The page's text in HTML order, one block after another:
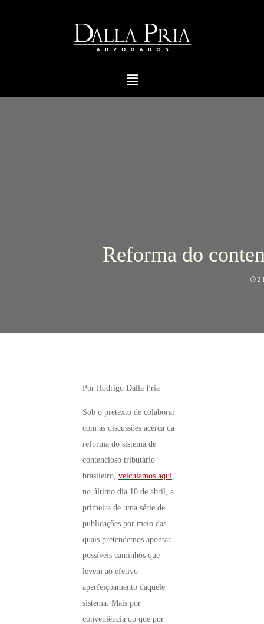
Reforma do
2
Por Rodrigo Dalla Pria
Sob o pretexto de colaborar
com as discussões acerca da
reforma do sistema de
contencioso tributário
brasileiro, veiculamos aqui
no último dia 10 de abril, a
primeira de uma série de
publicações por meio das
quais pretendemos apontar
possíveis caminhos que
levem ao efetivo
aperfeiçoamento daquele
sistema. Mais por
conveniência do que por